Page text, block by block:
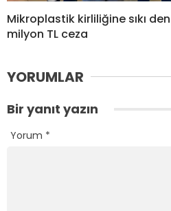
Mikroplastik kirliliğine sıkı
milyon TL ceza
YORUMLAR
Bir yanıt yazın
Yorum *